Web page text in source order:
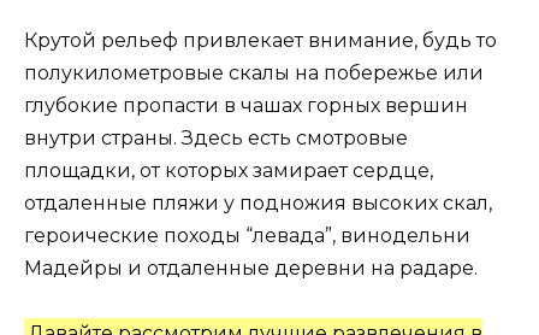
Крутой рельеф привлекает внимание, будь то
полукилометровые скалы на побережье или
глубокие пропасти в чашах горных вершин
внутри страны. Здесь есть смотровые
площадки, от которых замирает сердце,
отдаленные пляжи у подножия высоких скал,
героические походы “левада”, винодельни
Мадейры и отдаленные деревни на радаре.